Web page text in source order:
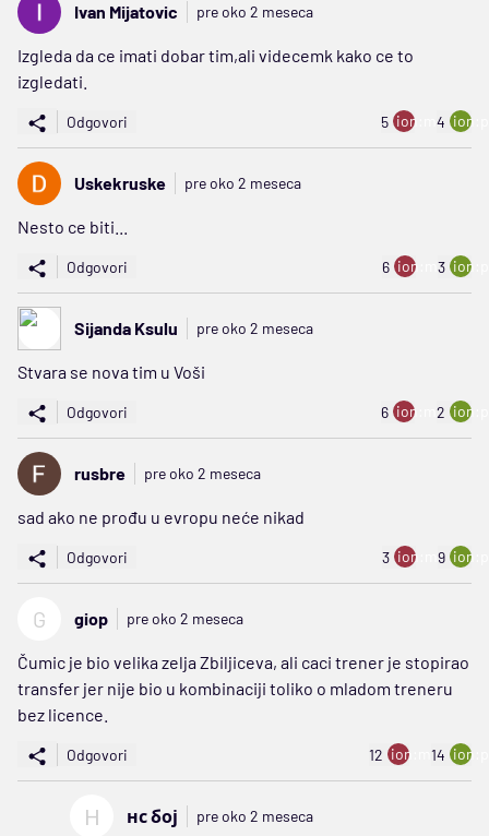
Ivan Mijatovic pre oko 2 meseca
Izgleda da ce imati dobar tim,ali videcemk kako ce to
izgledati.
Odgovori 5 ion:minus
4
Uskekruske pre oko 2 meseca
Nesto ce biti...
Odgovori 6 ion:minus
3
Sijanda Ksulu pre oko 2 meseca
Stvara se nova tim u Voši
Odgovori 6 ion:minus
2
rusbre pre oko 2 meseca
sad ako ne prođu u evropu neće nikad
Odgovori 3 ion:minus
9
G giop pre oko 2 meseca
Čumic je bio velika zelja Zbiljiceva, ali caci trener je stopirao
transfer jer nije bio u kombinaciji toliko o mladom treneru
bez licence.
Odgovori 12 ion:minus
14
Н нс бој pre oko 2 meseca